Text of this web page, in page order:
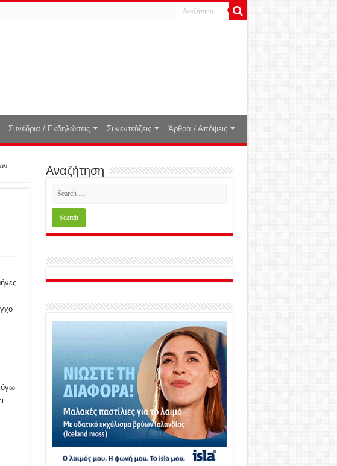
Συνέδρια / Εκδηλώσεις Συνεντεύξεις Άρθρα / Απόψεις
Αναζήτηση